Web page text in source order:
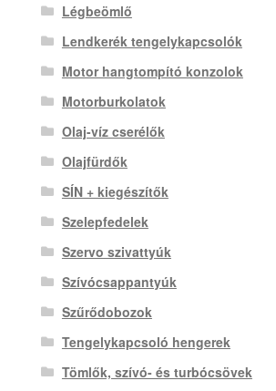
Légbeömlő
Lendkerék tengelykapcsolók
Motor hangtompító konzolok
Motorburkolatok
Olaj-víz cserélők
Olajfürdők
SÍN + kiegészítők
Szelepfedelek
Szervo szivattyúk
Szívócsappantyúk
Szűrődobozok
Tengelykapcsoló hengerek
Tömlők, szívó- és turbócsövek